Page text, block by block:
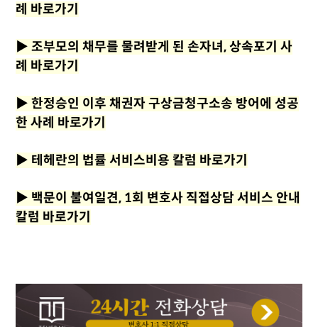
례 바로가기
▶조부모의 채무를 물려받게 된 손자녀, 상속포기 사
례 바로가기
▶한정승인 이후 채권자 구상금청구소송 방어에 성공
한 사례 바로가기
▶ 테헤란의 법률 서비스비용 칼럼 바로가기
▶ 백문이 불여일견, 1회 변호사 직접상담 서비스 안내
칼럼 바로가기